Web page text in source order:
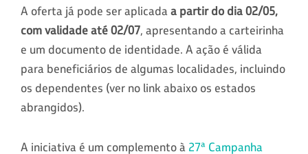
A oferta já pode ser aplicadaa partir do dia 02/05,
com validade até 02/07, apresentando a carteirinha
e um documento de identidade. A ação é válida
para beneficiários de algumas localidades, incluindo
os dependentes (ver no link abaixo os estados
abrangidos).
A iniciativa é um complemento à 27ª Campanha